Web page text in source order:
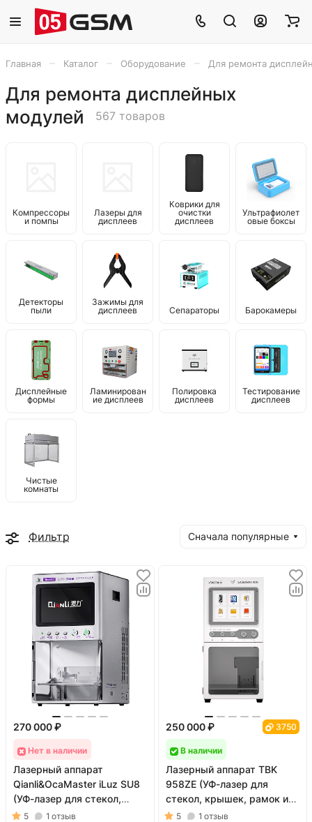
Главная Каталог Оборудование Для ремонта
Для ремонта дисплейных
модулей
567 товаров
Компрессоры
и помпы
Лазеры для
дисплеев
Коврики для
очистки
дисплеев
Ультрафиолет
овые боксы
Детекторы
пыли
Зажимы для
дисплеев
Cепараторы Барокамеры
Дисплейные
формы
Ламинирован
ие дисплеев
Полировка
дисплеев
Тестирование
дисплеев
Чистые
комнаты
Фильтр Сначала популярные
270 000 ₽
Нет в наличии
Лазерный аппарат
Qianli&OcaMaster iLuz SU8
(УФ-лазер для стекол,
крышек, рамок и
5 1 отзыв
250 000 ₽ 3750
В наличии
Лазерный аппарат TBK
958ZE (УФ-лазер для
стекол, крышек, рамок и
гравировки; 5 Вт)
5 1 отзыв